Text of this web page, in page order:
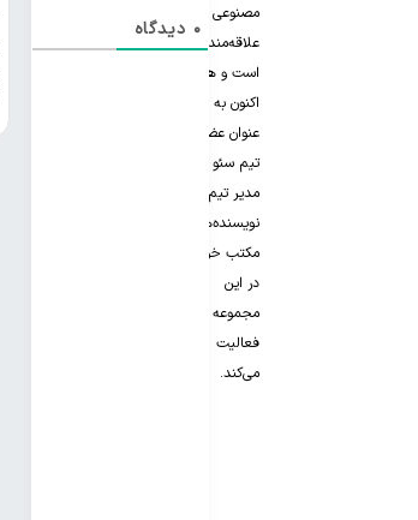
مصنوعی
علاقه‌مند‌
است و هم
اکنون به
عنوان عضو
تیم سئو و
مدیر تیم
نویسنده‌های
مکتب خونه
در این
مجموعه
فعالیت
می‌کند.
0 دیدگاه